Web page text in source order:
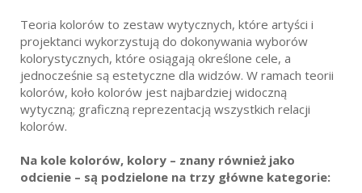
Teoria kolorów to zestaw wytycznych, które artyści i
projektanci wykorzystują do dokonywania wyborów
kolorystycznych, które osiągają określone cele, a
jednocześnie są estetyczne dla widzów. W ramach teorii
kolorów, koło kolorów jest najbardziej widoczną
wytyczną; graficzną reprezentacją wszystkich relacji
kolorów.
Na kole kolorów, kolory – znany również jako
odcienie – są podzielone na trzy główne kategorie: